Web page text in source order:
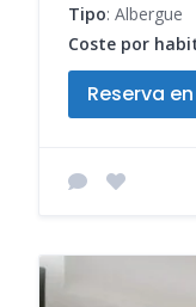
Tipo: Albergue
Coste por
Reserva